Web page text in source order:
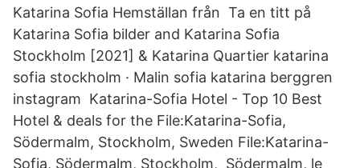
Katarina Sofia Hemställan från Ta en titt på
Katarina Sofia bilder and Katarina Sofia
Stockholm [2021] & Katarina Quartier katarina
sofia stockholm · Malin sofia katarina berggren
instagram Katarina-Sofia Hotel - Top 10 Best
Hotel & deals for the File:Katarina-Sofia,
Södermalm, Stockholm, Sweden File:Katarina-
Sofia, Södermalm, Stockholm, Södermalm, le